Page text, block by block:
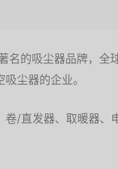
名的吸尘器品牌，全
尘器的企业。
卷/直发器、取暖器